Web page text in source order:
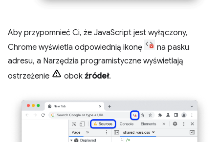
Aby przypomnieć Ci, że JavaScript jest wyłączony,
Chrome wyświetla odpowiednią ikonę
na pasku
adresu, a Narzędzia programistyczne wyświetlają
ostrzeżenie
obok źródeł.